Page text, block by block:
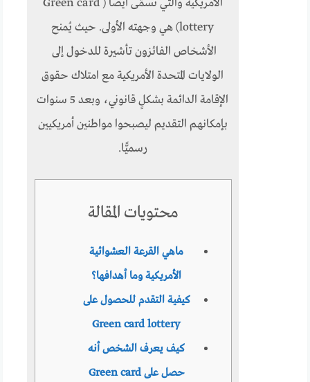
الأمريكية والتي تُسمّى أيضًا (Green card
lottery) هي وجهته الأولى. حيث يُمنح
الأشخاص الفائزون تأشيرة للدخول إلى
الولايات المتحدة الأمريكية مع امتلاك حقوق
الإقامة الدائمة بشكلٍ قانوني، وبعد 5 سنوات
بإمكانهم التقديم ليصبحوا مواطنين أمريكيين
رسميًّا.
محتويات المقالة
ماهي القرعة العشوائية
الأمريكية وما أهدافها؟
كيفية التقدم للحصول على
Green card lottery
كيف يعرف الشخص أنه
حصل على Green card